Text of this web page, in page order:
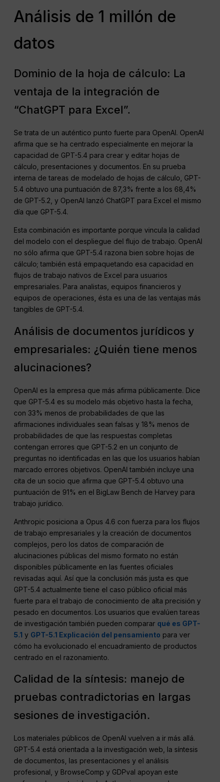
Análisis de 1 millón de
datos
Dominio de la hoja de cálculo: La
ventaja de la integración de
“ChatGPT para Excel”.
Se trata de un auténtico punto fuerte para OpenAI. OpenAI
afirma que se ha centrado especialmente en mejorar la
capacidad de GPT-5.4 para crear y editar hojas de
cálculo, presentaciones y documentos. En su prueba
interna de tareas de modelado de hojas de cálculo, GPT-
5.4 obtuvo una puntuación de 87,3% frente a los 68,4%
de GPT-5.2, y OpenAI lanzó ChatGPT para Excel el mismo
día que GPT-5.4.
Esta combinación es importante porque vincula la calidad
del modelo con el despliegue del flujo de trabajo. OpenAI
no sólo afirma que GPT-5.4 razona bien sobre hojas de
cálculo; también está empaquetando esa capacidad en
flujos de trabajo nativos de Excel para usuarios
empresariales. Para analistas, equipos financieros y
equipos de operaciones, ésta es una de las ventajas más
tangibles de GPT-5.4.
Análisis de documentos jurídicos y
empresariales: ¿Quién tiene menos
alucinaciones?
OpenAI es la empresa que más afirma públicamente. Dice
que GPT-5.4 es su modelo más objetivo hasta la fecha,
con 33% menos de probabilidades de que las
afirmaciones individuales sean falsas y 18% menos de
probabilidades de que las respuestas completas
contengan errores que GPT-5.2 en un conjunto de
preguntas no identificadas en las que los usuarios habían
marcado errores objetivos. OpenAI también incluye una
cita de un socio que afirma que GPT-5.4 obtuvo una
puntuación de 91% en el BigLaw Bench de Harvey para
trabajo jurídico.
Anthropic posiciona a Opus 4.6 con fuerza para los flujos
de trabajo empresariales y la creación de documentos
complejos, pero los datos de comparación de
alucinaciones públicas del mismo formato no están
disponibles públicamente en las fuentes oficiales
revisadas aquí. Así que la conclusión más justa es que
GPT-5.4 actualmente tiene el caso público oficial más
fuerte para el trabajo de conocimiento de alta precisión y
pesado en documentos. Los usuarios que evalúen tareas
de investigación también pueden comparar qué es GPT-
5.1 y GPT-5.1 Explicación del pensamiento para ver
cómo ha evolucionado el encuadramiento de productos
centrado en el razonamiento.
Calidad de la síntesis: manejo de
pruebas contradictorias en largas
sesiones de investigación.
Los materiales públicos de OpenAI vuelven a ir más allá.
GPT-5.4 está orientada a la investigación web, la síntesis
de documentos, las presentaciones y el análisis
profesional, y BrowseComp y GDPval apoyan este